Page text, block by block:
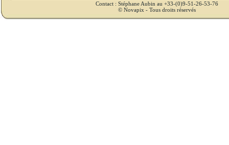
Contact : Stéphane Aubin au +33-(0)9-51-26-53-76
© Novapix - Tous droits réservés